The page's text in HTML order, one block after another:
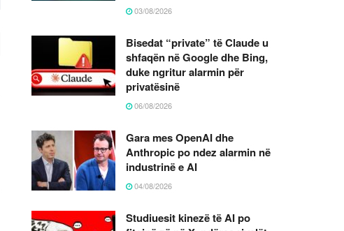
03/08/2026
Bisedat “private” të Claude u
shfaqën në Google dhe Bing,
duke ngritur alarmin për
privatësinë
06/08/2026
Gara mes OpenAI dhe
Anthropic po ndez alarmin në
industrinë e AI
04/08/2026
Studiuesit kinezë të AI po